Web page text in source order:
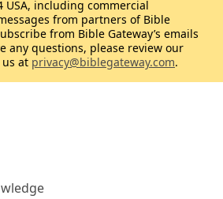
USA, including commercial
from partners of Bible
from Bible Gateway’s emails
any questions, please review our
at privacy@biblegateway.com.